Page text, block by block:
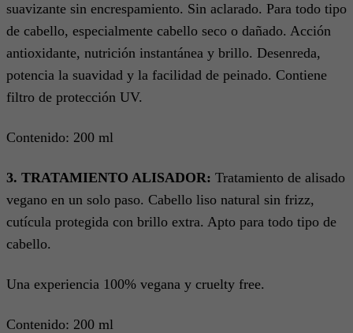
suavizante sin encrespamiento. Sin aclarado. Para todo tipo
de cabello, especialmente cabello seco o dañado. Acción
antioxidante, nutrición instantánea y brillo. Desenreda,
potencia la suavidad y la facilidad de peinado. Contiene
filtro de protección UV.
Contenido: 200 ml
3. TRATAMIENTO ALISADOR: Tratamiento de alisado
vegano en un solo paso. Cabello liso natural sin frizz,
cutícula protegida con brillo extra. Apto para todo tipo de
cabello.
Una experiencia 100% vegana y cruelty free.
Contenido: 200 ml